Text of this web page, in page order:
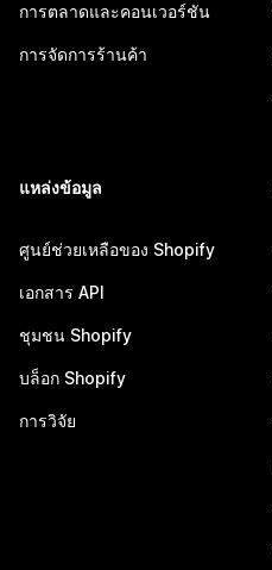
การตลาดและคอนเวอร์ชัน
การจัดการร้านค้า
แหล่งข้อมูล
ศูนย์ช่วยเหลือของ Shopify
เอกสาร API
ชุมชน Shopify
บล็อก Shopify
การวิจัย